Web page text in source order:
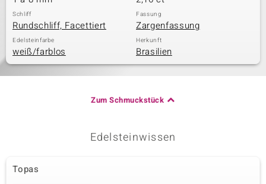
Schliff
Rundschliff, Facettiert
Fassung
Zargenfassung
Edelsteinfarbe
weiß/farblos
Herkunft
Brasilien
Zum Schmuckstück
Edelsteinwissen
Topas